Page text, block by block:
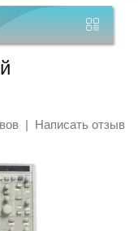
| Написать отзыв